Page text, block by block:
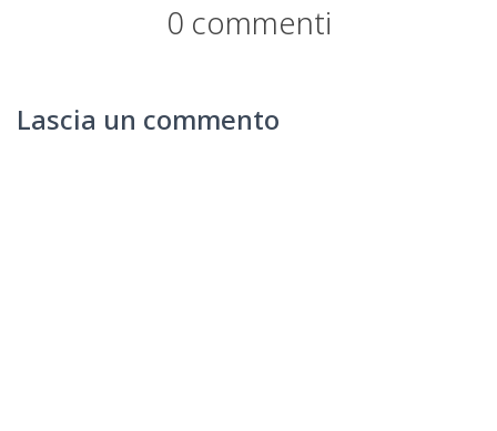
0 commenti
Lascia un commento